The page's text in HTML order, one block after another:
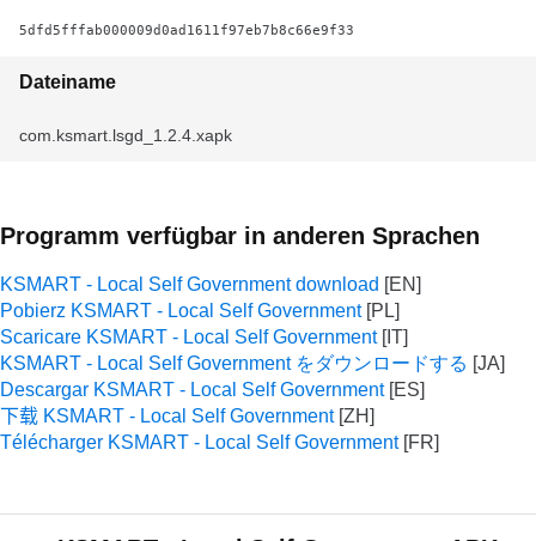
5dfd5fffab000009d0ad1611f97eb7b8c66e9f33
Dateiname
com.ksmart.lsgd_1.2.4.xapk
Programm verfügbar in anderen Sprachen
KSMART - Local Self Government download
Pobierz KSMART - Local Self Government
Scaricare KSMART - Local Self Government
KSMART - Local Self Government をダウンロードする
Descargar KSMART - Local Self Government
下载 KSMART - Local Self Government
Télécharger KSMART - Local Self Government